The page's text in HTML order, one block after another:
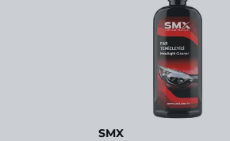
SMX